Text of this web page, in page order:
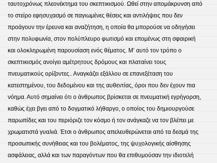
ταυτοχρόνως πλεονέκτημα του σκεπτικισμού. Ωθεί στην απομάκρυνση από
το στείρο εφησυχασμό σε παγιωμένες θέσεις και αντιλήψεις που δεν
προάγουν την έρευνα και αναζήτηση, η οποία θα μπορούσε να οδηγήσει
στην πολυφωνία, στον πολύπλευρο φωτισμό και επομένως στη σφαιρική
και ολοκληρωμένη παρουσίαση ενός θέματος. Μ’ αυτό τον τρόπο ο
σκεπτικισμός ανοίγει αμέτρητους δρόμους και πλαταίνει τους
πνευματικούς ορίζοντες.. Αναγκάζει εξάλλου σε επανεξέταση του
κατεστημένου, του δεδομένου και της αυθεντίας, όροι που δεν έχουν πια
νόημα. Αυτό σημαίνει ότι ο άνθρωπος βρίσκεται σε πνευματική εγρήγορση,
καθώς έχει βγει από το δογματικό λήθαργο, ο οποίος του δημιουργούσε
παρωπίδες και του περιόριζε τον κόσμο ή τον ανάγκαζε να τον βλέπει με
χρωματιστά γυαλιά. Έτσι ο άνθρωπος απελευθερώνεται από τα δεσμά της
προσωπικής συνήθειας και του βολέματος, της ψυχολογικής αίσθησης
ασφάλειας, αλλά και των παραγόντων που θα επιθυμούσαν την ιδιοτελή